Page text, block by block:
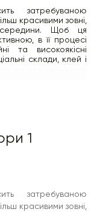
затребуваною
красивими зовні,
Щоб ця
в її процесі
та високоякісні
склади, клей і
1
затребуваною
красивими зовні,